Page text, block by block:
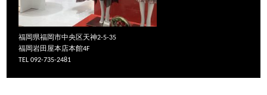
福岡県福岡市中央区天神2-5-35
福岡岩田屋本店本館4F
TEL 092-735-2481